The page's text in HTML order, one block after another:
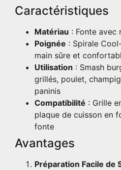
Caractéristiques
Matériau : Fonte avec
Poignée : Spirale
main sûre et
Utilisation : Smash
grillés, poulet,
paninis
Compatibilité : Grille
plaque de cuisson en
fonte
Avantages
Préparation Facile de